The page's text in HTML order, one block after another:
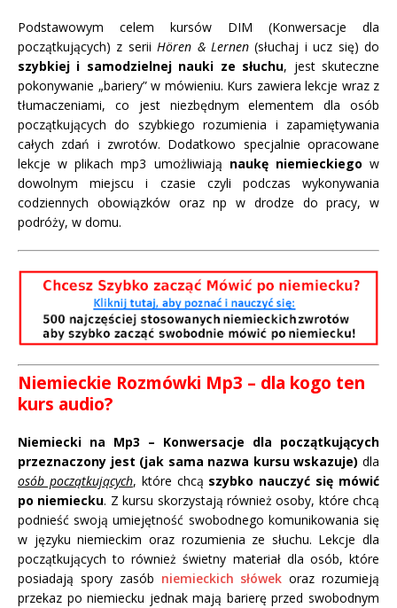
Podstawowym celem kursów DIM (Konwersacje dla
początkujących) z seriiHören & Lernen (słuchaj i ucz się) do
szybkiej i samodzielnej nauki ze słuchu, jest skuteczne
pokonywanie „bariery” w mówieniu. Kurs zawiera lekcje wraz z
tłumaczeniami, co jest niezbędnym elementem dla osób
początkujących do szybkiego rozumienia i zapamiętywania
całych zdań i zwrotów. Dodatkowo specjalnie opracowane
lekcje w plikach mp3 umożliwiają naukę niemieckiego w
dowolnym miejscu i czasie czyli podczas wykonywania
codziennych obowiązków oraz np w drodze do pracy, w
podróży, w domu.
Niemieckie Rozmówki Mp3 – dla kogo ten
kurs audio?
Niemiecki na Mp3 – Konwersacje dla początkujących
przeznaczony jest (jak sama nazwa kursu wskazuje) dla
osób początkujących, które chcą szybko nauczyć się mówić
po niemiecku. Z kursu skorzystają również osoby, które chcą
podnieść swoją umiejętność swobodnego komunikowania się
w języku niemieckim oraz rozumienia ze słuchu. Lekcje dla
początkujących to również świetny materiał dla osób, które
posiadają spory zasób niemieckich słówek oraz rozumieją
przekaz po niemiecku jednak mają barierę przed swobodnym